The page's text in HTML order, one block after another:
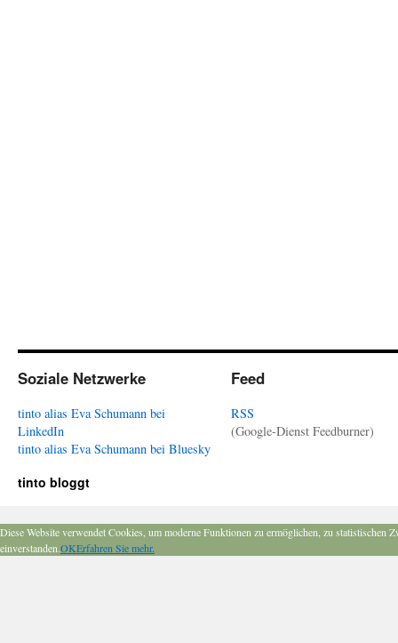
Soziale Netzwerke
tinto alias Eva Schumann bei
LinkedIn
tinto alias Eva Schumann bei Bluesky
Feed
RSS
(Google-Dienst Feedburner)
tinto bloggt
Diese Website verwendet Cookies, um moderne Funktionen zu ermöglichen, zu
einverstanden.OKErfahren Sie mehr.